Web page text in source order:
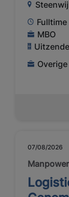
Fulltime
MBO
07/08/2026
Manpower